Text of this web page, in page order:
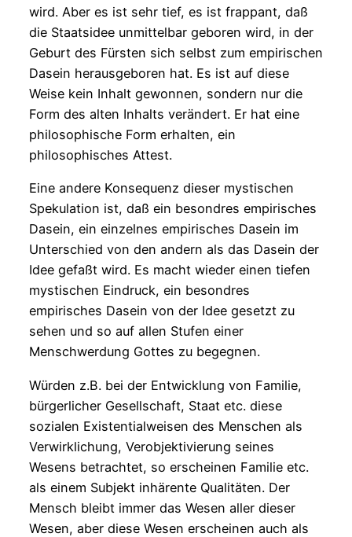
wird. Aber es ist sehr tief, es ist frappant, daß
die Staatsidee unmittelbar geboren wird, in der
Geburt des Fürsten sich selbst zum empirischen
Dasein herausgeboren hat. Es ist auf diese
Weise kein Inhalt gewonnen, sondern nur die
Form des alten Inhalts verändert. Er hat eine
philosophische Form erhalten, ein
philosophisches Attest.
Eine andere Konsequenz dieser mystischen
Spekulation ist, daß ein besondres empirisches
Dasein, ein einzelnes empirisches Dasein im
Unterschied von den andern als das Dasein der
Idee gefaßt wird. Es macht wieder einen tiefen
mystischen Eindruck, ein besondres
empirisches Dasein von der Idee gesetzt zu
sehen und so auf allen Stufen einer
Menschwerdung Gottes zu begegnen.
Würden z.B. bei der Entwicklung von Familie,
bürgerlicher Gesellschaft, Staat etc. diese
sozialen Existentialweisen des Menschen als
Verwirklichung, Verobjektivierung seines
Wesens betrachtet, so erscheinen Familie etc.
als einem Subjekt inhärente Qualitäten. Der
Mensch bleibt immer das Wesen aller dieser
Wesen, aber diese Wesen erscheinen auch als